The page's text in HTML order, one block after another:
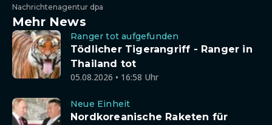
Nachrichtenagentur dpa
Mehr News
Ranger tot aufgefunden
Tödlicher Tigerangriff - Ranger in
Thailand tot
05.08.2026 • 16:58 Uhr
Neue Einheit
Nordkoreanische Raketen für